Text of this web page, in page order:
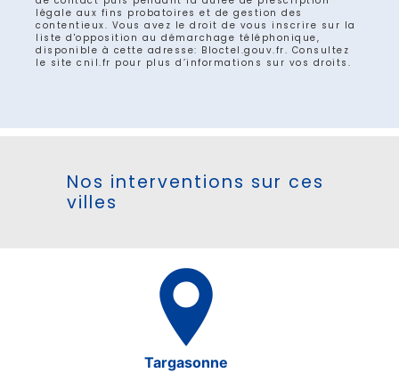
légale aux fins probatoires et de gestion des
contentieux. Vous avez le droit de vous inscrire sur la
liste d'opposition au démarchage téléphonique,
disponible à cette adresse: Bloctel.gouv.fr. Consultez
le site cnil.fr pour plus d’informations sur vos droits.
Nos interventions sur ces
villes
Targasonne